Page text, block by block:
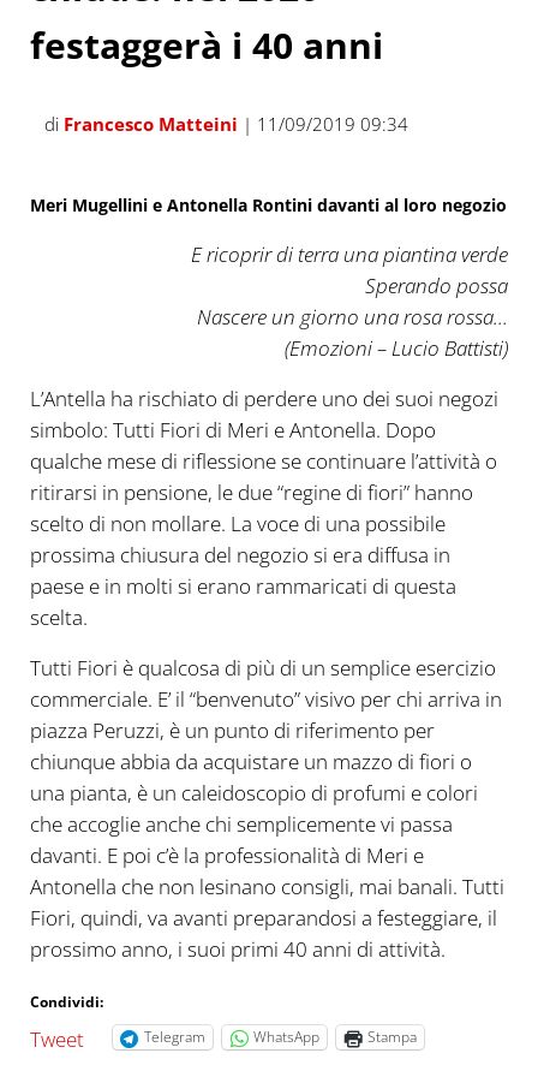
festaggerà i 40 anni
di Francesco Matteini | 11/09/2019 09:34
Meri Mugellini e Antonella Rontini davanti al loro negozio
E ricoprir di terra una piantina verde
Sperando possa
Nascere un giorno una rosa rossa…
(Emozioni – Lucio Battisti)
L’Antella ha rischiato di perdere uno dei suoi negozi
simbolo: Tutti Fiori di Meri e Antonella. Dopo
qualche mese di riflessione se continuare l’attività o
ritirarsi in pensione, le due “regine di fiori” hanno
scelto di non mollare. La voce di una possibile
prossima chiusura del negozio si era diffusa in
paese e in molti si erano rammaricati di questa
scelta.
Tutti Fiori è qualcosa di più di un semplice esercizio
commerciale. E’ il “benvenuto” visivo per chi arriva in
piazza Peruzzi, è un punto di riferimento per
chiunque abbia da acquistare un mazzo di fiori o
una pianta, è un caleidoscopio di profumi e colori
che accoglie anche chi semplicemente vi passa
davanti. E poi c’è la professionalità di Meri e
Antonella che non lesinano consigli, mai banali. Tutti
Fiori, quindi, va avanti preparandosi a festeggiare, il
prossimo anno, i suoi primi 40 anni di attività.
Condividi:
Tweet Telegram WhatsApp Stampa